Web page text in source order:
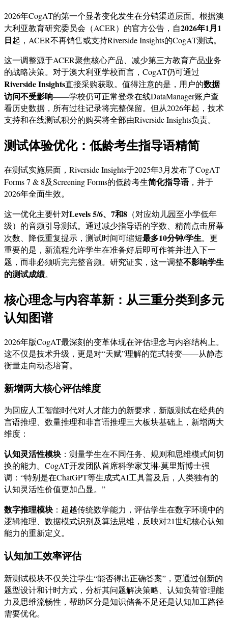
2026年CogAT的第一个显著变化发生在分销渠道层面。根据澳
大利亚教育研究委员会（ACER）的官方公告，自2026年1月1
日起，ACER不再销售或支持Riverside Insights的CogAT测试。
这一调整源于ACER聚焦核心产品、减少第三方教育产品业务
的战略决策。对于澳大利亚学校而言，CogAT仍可通过
Riverside Insights直接采购获取。值得注意的是，用户的数据
访问不受影响——学校仍可正常登录在线DataManager账户查
看历史数据，所有过往记录将完整保留。但从2026年起，技术
支持和在线测试积分的购买将全部由Riverside Insights负责。
测试体验优化：低龄考生指导语精简
在测试实施层面，Riverside Insights于2025年3月发布了CogAT
Forms 7 & 8及Screening Forms的低龄考生简化指导语，并于
2026年全面生效。
这一优化主要针对Levels 5/6、7和8 （对应幼儿园至小学低年
级）的音频引导测试。通过减少指导语的字数、精简点击屏幕
次数、降低重复提示，测试时间可缩短最多10分钟/学生。更
重要的是，新流程允许学生在准备好后即可作答并进入下一
题，而非必须听完完整音频。研究证实，这一调整不影响学生
的测试成绩。
核心理念与内容革新：从三重分类到多元
认知图谱
2026年版CogAT最深刻的变革体现在评估理念与内容结构上。
这不仅是技术升级，更是对“天赋”理解的范式转变——从静态
衡量走向动态培育。
新增两大核心评估维度
为回应人工智能时代对人才能力的新要求，新版测试在经典的
言语推理、数量推理和非言语推理三大板块基础上，新增两大
维度：
认知灵活性模块 ：测量学生在不同任务、规则和思维模式间切
换的能力。CogAT开发团队首席科学家艾琳·莫里斯博士强
调：“特别是在ChatGPT等生成式AI工具普及后，人类独有的
认知灵活性价值更加凸显。”
数字推理模块 ：超越传统数学能力，评估学生在数字环境中的
逻辑推理、数据模式识别及算法思维，反映对21世纪核心认知
能力的重新定义。
认知加工效率评估
新测试模块不仅关注学生“能否得出正确答案”，更通过创新的
题型设计和计时方式，分析其问题解决策略、认知负荷管理能
力及思维流畅性，帮助区分是知识储备不足还是认知加工路径
需要优化。